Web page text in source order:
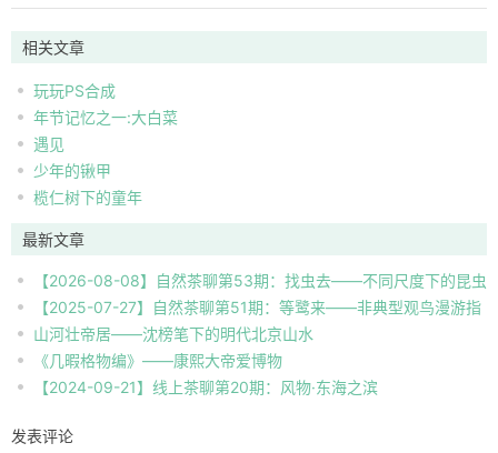
相关文章
玩玩PS合成
年节记忆之一:大白菜
遇见
少年的锹甲
榄仁树下的童年
最新文章
【2026-08-08】自然茶聊第53期：找虫去——不同尺度下的昆虫
自然观察
【2025-07-27】自然茶聊第51期：等鹭来——非典型观鸟漫游指
南
山河壮帝居——沈榜笔下的明代北京山水
《几暇格物编》——康熙大帝爱博物
【2024-09-21】线上茶聊第20期：风物·东海之滨
发表评论